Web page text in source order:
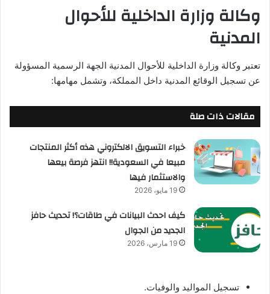
وكالة وزارة الداخلية للأحوال
المدنية
تعتبر وكالة وزارة الداخلية للأحوال المدنية الجهة الرسمية المسؤولة
عن تسجيل الوقائع المدنية داخل المملكة، وتشمل مهامها:
مقالات ذات صلة
خبراء التسويق الالكتروني هذه أكثر المنتجات
مبيعا في السعودية!! انتهز فرصة بيعها
والاستثمار فيها
19 مايو، 2026
كيف احدث البيانات في طاقات؟! تحديث حافز
الجديد من الجوال
19 مارس، 2026
تسجيل المواليد والوفيات.